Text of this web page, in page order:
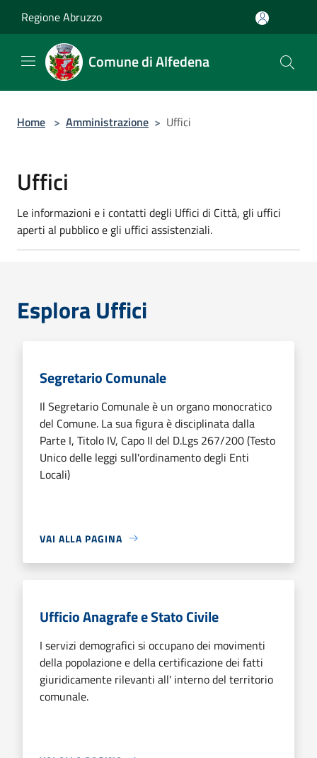
Regione Abruzzo
Comune di Alfedena
Home > Amministrazione > Uffici
Uffici
Le informazioni e i contatti degli Uffici di Città, gli uffici
aperti al pubblico e gli uffici assistenziali.
Esplora Uffici
Segretario Comunale
Il Segretario Comunale è un organo monocratico
del Comune. La sua figura è disciplinata dalla
Parte I, Titolo IV, Capo II del D.Lgs 267/200 (Testo
Unico delle leggi sull'ordinamento degli Enti
Locali)
VAI ALLA PAGINA
Ufficio Anagrafe e Stato Civile
I servizi demografici si occupano dei movimenti
della popolazione e della certificazione dei fatti
giuridicamente rilevanti all' interno del territorio
comunale.